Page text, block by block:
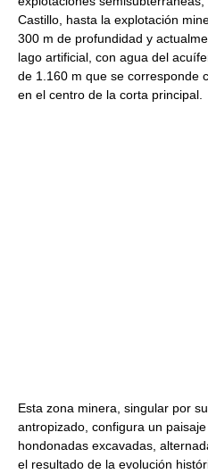
Castillo, hasta la explotación
300 m de profundidad y
lago artificial, con agua del
de 1.160 m que se corresponde
en el centro de la corta principal.
Esta zona minera, singular por
antropizado, configura un
hondonadas excavadas,
el resultado de la evolución